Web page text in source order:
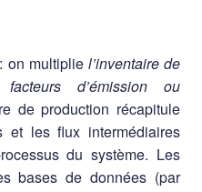
: on multiplie l’inventaire de
facteurs d’émission ou
de production récapitule
et les flux intermédiaires
du système. Les
bases de données (par